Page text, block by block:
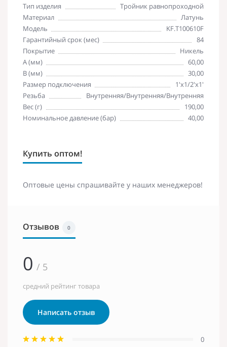
Тип изделия
Тройник равнопроходной
Материал
Латунь
Модель
KF.T100610F
Гарантийный срок (мес)
84
Покрытие
Никель
A (мм)
60,00
B (мм)
30,00
Размер подключения
1'х1/2'х1'
Резьба
Внутренняя/Внутренняя/Внутренняя
Вес (г)
190,00
Номинальное давление (бар)
40,00
Купить оптом!
Оптовые цены спрашивайте у наших менеджеров!
Отзывов 0
0 / 5
средний рейтинг товара
Написать отзыв
0